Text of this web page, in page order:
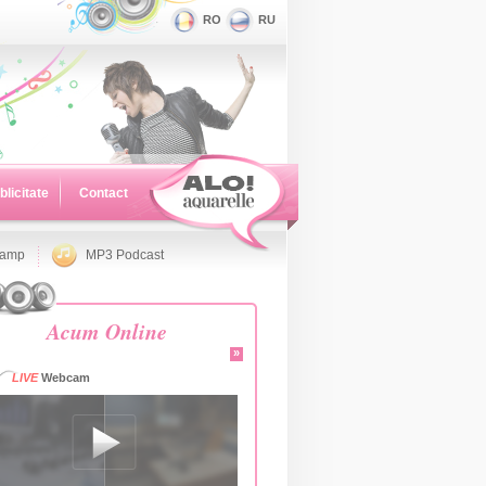
RO RU
Contact
MP3 Podcast
Acum Online
»
LIVEWebcam